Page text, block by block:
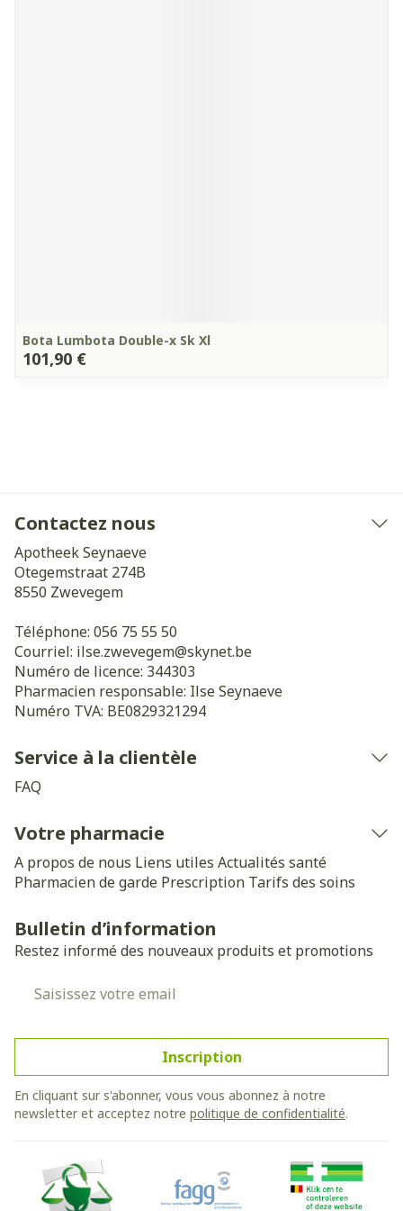
Bota Lumbota Double-x Sk Xl
101,90 €
Contactez nous
Apotheek Seynaeve
Otegemstraat 274B
8550 Zwevegem
Téléphone: 056 75 55 50
Courriel: ilse.zwevegem@skynet.be
Numéro de licence: 344303
Pharmacien responsable: Ilse Seynaeve
Numéro TVA: BE0829321294
Service à la clientèle
FAQ
Votre pharmacie
A propos de nous Liens utiles Actualités santé
Pharmacien de garde Prescription Tarifs des soins
Bulletin d’information
Restez informé des nouveaux produits et promotions
Inscription
En cliquant sur s'abonner, vous vous abonnez à notre
newsletter et acceptez notre politique de confidentialité.